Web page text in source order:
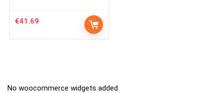
€41.69
No woocommerce widgets added